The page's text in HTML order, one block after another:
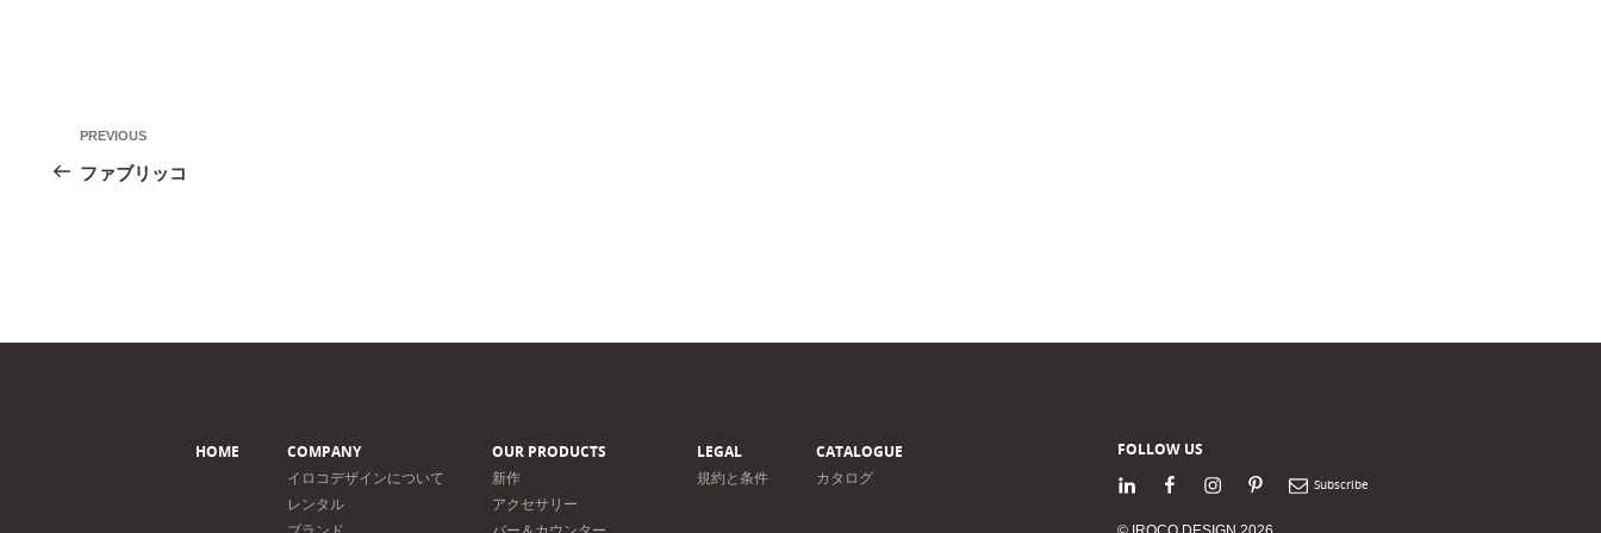
投
稿
シ
Previous
Post
PREVIOUS
ファブリッコ
HOME
COMPANY
イロコデザインについて
レンタル
OUR PRODUCTS
新作
アクセサリー
LEGAL
規約と条件
CATALOGUE
カタログ
FOLLOW US
LinkedInFacebookInstagramPinterestNewsletter